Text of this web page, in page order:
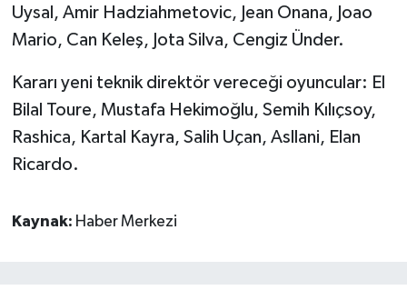
Uysal, Amir Hadziahmetovic, Jean Onana, Joao
Mario, Can Keleş, Jota Silva, Cengiz Ünder.
Kararı yeni teknik direktör vereceği oyuncular: El
Bilal Toure, Mustafa Hekimoğlu, Semih Kılıçsoy,
Rashica, Kartal Kayra, Salih Uçan, Asllani, Elan
Ricardo.
Kaynak: Haber Merkezi